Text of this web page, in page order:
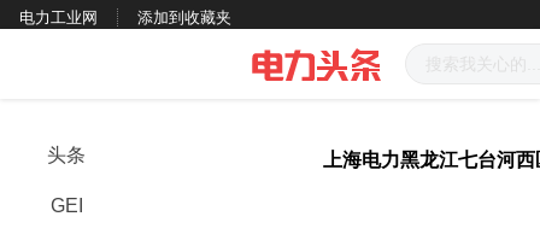
电力工业网 添加到收藏夹
头条
GEI
上海电力黑龙江七台河